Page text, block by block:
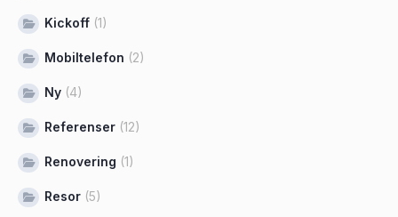
Kickoff (1)
Mobiltelefon (2)
Ny (4)
Referenser (12)
Renovering (1)
Resor (5)